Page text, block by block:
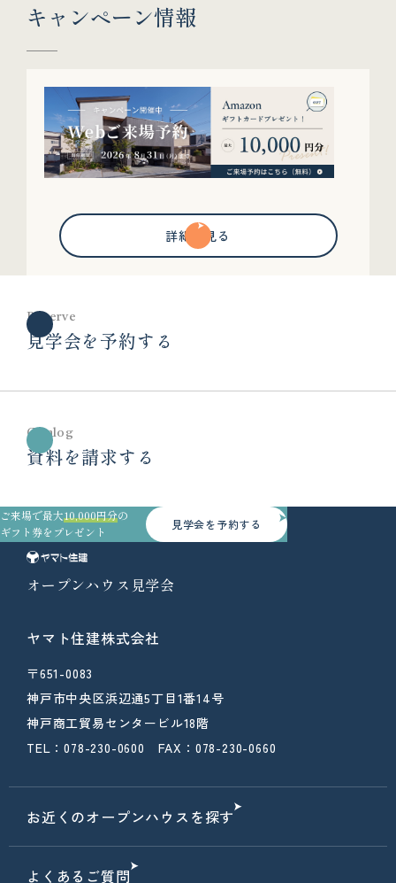
キャンペーン情報
詳細を見る
Reserve
見学会を予約する
Catalog
資料を請求する
ご来場で最大10,000円分の
ギフト券をプレゼント
見学会を予約する
オープンハウス見学会
ヤマト住建株式会社
〒651-0083
神戸市中央区浜辺通5丁目1番14号
神戸商工貿易センタービル18階
TEL：078-230-0600 FAX：078-230-0660
お近くのオープンハウスを探す
よくあるご質問